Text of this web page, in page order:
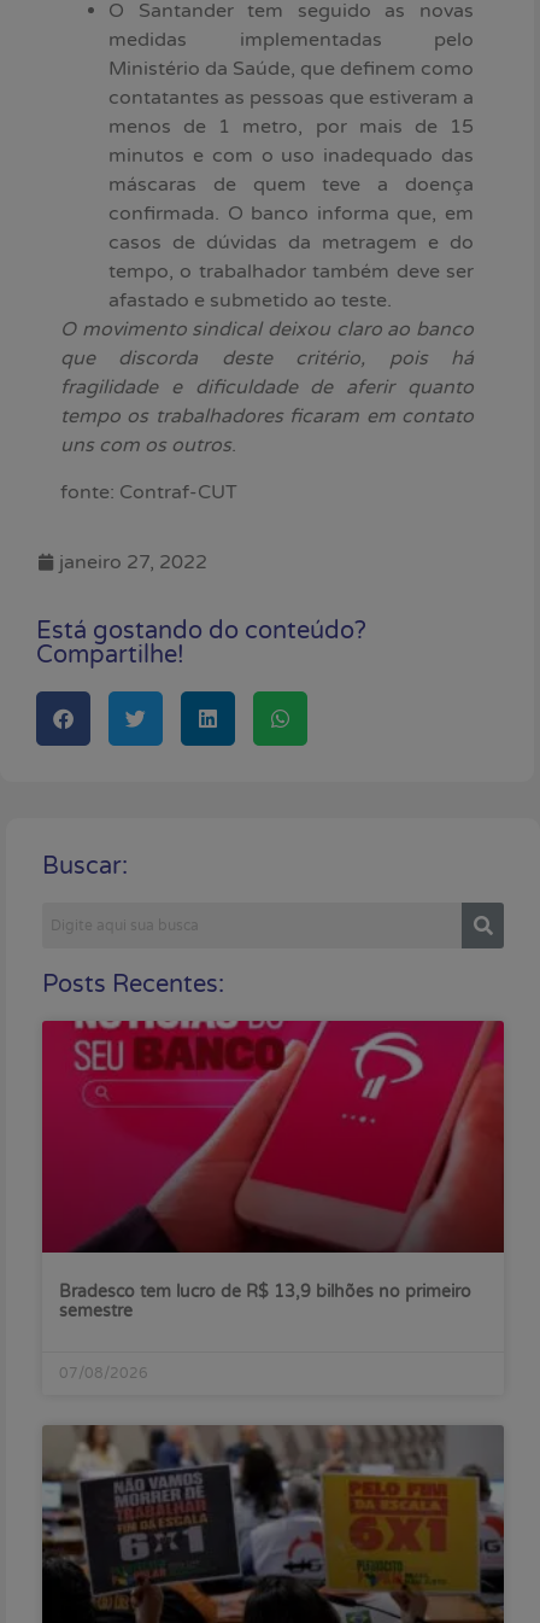
O Santander tem seguido as novas
medidas implementadas pelo
Ministério da Saúde, que definem como
contatantes as pessoas que estiveram a
menos de 1 metro, por mais de 15
minutos e com o uso inadequado das
máscaras de quem teve a doença
confirmada. O banco informa que, em
casos de dúvidas da metragem e do
tempo, o trabalhador também deve ser
afastado e submetido ao teste.
O movimento sindical deixou claro ao banco
que discorda deste critério, pois há
fragilidade e dificuldade de aferir quanto
tempo os trabalhadores ficaram em contato
uns com os outros.
fonte: Contraf-CUT
janeiro 27, 2022
Está gostando do conteúdo?
Compartilhe!
Buscar:
Posts Recentes:
Bradesco tem lucro de R$ 13,9 bilhões no primeiro
semestre
07/08/2026